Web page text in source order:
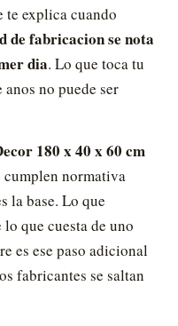
te explica cuando
de fabricacion se nota
dia. Lo que toca tu
no puede ser
180 x 40 x 60 cm
cumplen normativa
la base. Lo que
que cuesta de uno
es ese paso adicional
fabricantes se saltan